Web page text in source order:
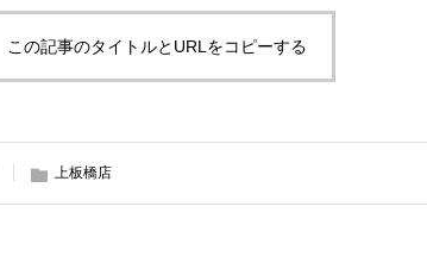
この記事のタイトルとURLをコピーする
上板橋店